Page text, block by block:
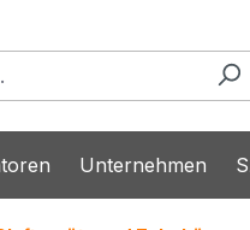
Unternehmen